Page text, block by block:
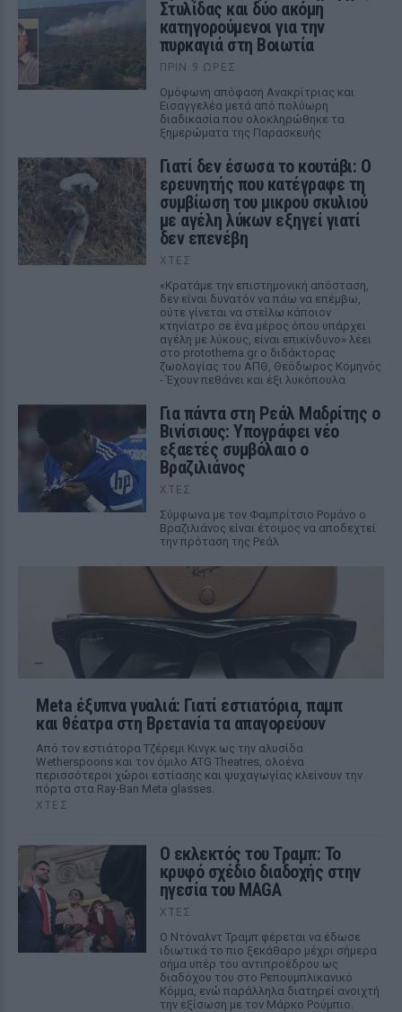
Στυλίδας και δύο ακόμη
κατηγορούμενοι για την
πυρκαγιά στη Βοιωτία
ΠΡΙΝ 9 ΏΡΕΣ
Ομόφωνη απόφαση Ανακρίτριας και
Εισαγγελέα μετά από πολύωρη
διαδικασία που ολοκληρώθηκε τα
ξημερώματα της Παρασκευής
Γιατί δεν έσωσα το κουτάβι: Ο
ερευνητής που κατέγραφε τη
συμβίωση του μικρού σκυλιού
με αγέλη λύκων εξηγεί γιατί
δεν επενέβη
ΧΤΕΣ
«Κρατάμε την επιστημονική απόσταση,
δεν είναι δυνατόν να πάω να επέμβω,
ούτε γίνεται να στείλω κάποιον
κτηνίατρο σε ένα μέρος όπου υπάρχει
αγέλη με λύκους, είναι επικίνδυνο» λέει
στο protothema.gr ο διδάκτορας
ζωολογίας του ΑΠΘ, Θεόδωρος Κομηνός
- Έχουν πεθάνει και έξι λυκόπουλα
Για πάντα στη Ρεάλ Μαδρίτης ο
Βινίσιους: Υπογράφει νέο
εξαετές συμβόλαιο ο
Βραζιλιάνος
ΧΤΕΣ
Σύμφωνα με τον Φαμπρίτσιο Ρομάνο ο
Βραζιλιάνος είναι έτοιμος να αποδεχτεί
την πρόταση της Ρεάλ
Meta έξυπνα γυαλιά: Γιατί εστιατόρια, παμπ
και θέατρα στη Βρετανία τα απαγορεύουν
Από τον εστιάτορα Τζέρεμι Κινγκ ως την αλυσίδα
Wetherspoons και τον όμιλο ATG Theatres, ολοένα
περισσότεροι χώροι εστίασης και ψυχαγωγίας κλείνουν την
πόρτα στα Ray-Ban Meta glasses.
ΧΤΕΣ
Ο εκλεκτός του Τραμπ: Το
κρυφό σχέδιο διαδοχής στην
ηγεσία του MAGA
ΧΤΕΣ
Ο Ντόναλντ Τραμπ φέρεται να έδωσε
ιδιωτικά το πιο ξεκάθαρο μέχρι σήμερα
σήμα υπέρ του αντιπροέδρου ως
διαδόχου του στο Ρεπουμπλικανικό
Κόμμα, ενώ παράλληλα διατηρεί ανοιχτή
την εξίσωση με τον Μάρκο Ρούμπιο.